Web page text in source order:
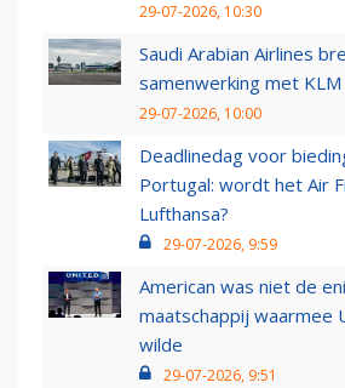
29-07-2026, 10:30
Saudi Arabian Airlines
samenwerking met KLM
29-07-2026, 10:00
Deadlinedag voor
Portugal: wordt het Air
Lufthansa?
29-07-2026, 9:59
American was niet de
maatschappij waarmee
wilde
29-07-2026, 9:51